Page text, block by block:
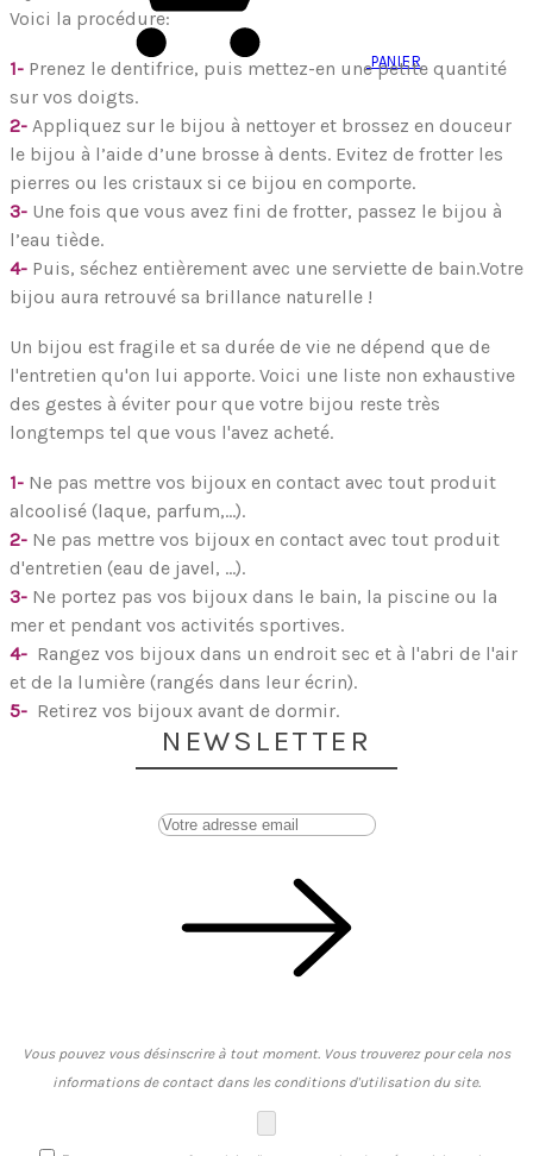
PANIER
Voici la procédure:
1- Prenez le dentifrice, puis mettez-en une petite quantité
sur vos doigts.
2- Appliquez sur le bijou à nettoyer et brossez en douceur
le bijou à l’aide d’une brosse à dents. Evitez de frotter les
pierres ou les cristaux si ce bijou en comporte.
3- Une fois que vous avez fini de frotter, passez le bijou à
l’eau tiède.
4- Puis, séchez entièrement avec une serviette de bain.Votre
bijou aura retrouvé sa brillance naturelle !
Un bijou est fragile et sa durée de vie ne dépend que de
l'entretien qu'on lui apporte. Voici une liste non exhaustive
des gestes à éviter pour que votre bijou reste très
longtemps tel que vous l'avez acheté.
1- Ne pas mettre vos bijoux en contact avec tout produit
alcoolisé (laque, parfum,…).
2- Ne pas mettre vos bijoux en contact avec tout produit
d'entretien (eau de javel, …).
3- Ne portez pas vos bijoux dans le bain, la piscine ou la
mer et pendant vos activités sportives.
4- Rangez vos bijoux dans un endroit sec et à l'abri de l'air
et de la lumière (rangés dans leur écrin).
5- Retirez vos bijoux avant de dormir.
NEWSLETTER
Vous pouvez vous désinscrire à tout moment. Vous trouverez pour cela nos
informations de contact dans les conditions d'utilisation du site.